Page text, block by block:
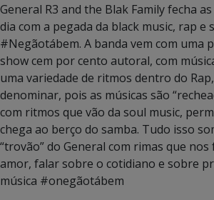
General R3 and the Blak Family fecha
dia com a pegada da black music, rap e
#Negãotábem. A banda vem com uma
show cem por cento autoral, com
uma variedade de ritmos dentro do
denominar, pois as músicas são
com ritmos que vão da soul music,
chega ao berço do samba. Tudo isso
“trovão” do General com rimas que
amor, falar sobre o cotidiano e sobre
música #onegãotábem